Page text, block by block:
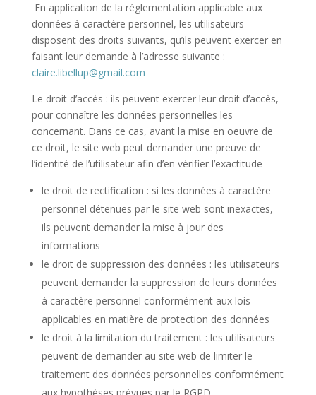
En application de la réglementation applicable aux
données à caractère personnel, les utilisateurs
disposent des droits suivants, qu’ils peuvent exercer en
faisant leur demande à l’adresse suivante :
claire.libellup@gmail.com
Le droit d’accès : ils peuvent exercer leur droit d’accès,
pour connaître les données personnelles les
concernant. Dans ce cas, avant la mise en oeuvre de
ce droit, le site web peut demander une preuve de
l’identité de l’utilisateur afin d’en vérifier l’exactitude
le droit de rectification : si les données à caractère
personnel détenues par le site web sont inexactes,
ils peuvent demander la mise à jour des
informations
le droit de suppression des données : les utilisateurs
peuvent demander la suppression de leurs données
à caractère personnel conformément aux lois
applicables en matière de protection des données
le droit à la limitation du traitement : les utilisateurs
peuvent de demander au site web de limiter le
traitement des données personnelles conformément